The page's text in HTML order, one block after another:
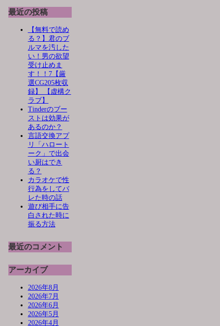
最近の投稿
【無料で読め
る？】君のブ
ルマを汚した
い！男の欲望
受け止めま
す！！7【厳
選CG205枚収
録】 【虚構ク
ラブ】
Tinderのブー
ストは効果が
あるのか？
言語交換アプ
リ「ハロート
ーク」で出会
い厨はでき
る？
カラオケで性
行為をしてバ
レた時の話
遊び相手に告
白された時に
振る方法
最近のコメント
アーカイブ
2026年8月
2026年7月
2026年6月
2026年5月
2026年4月